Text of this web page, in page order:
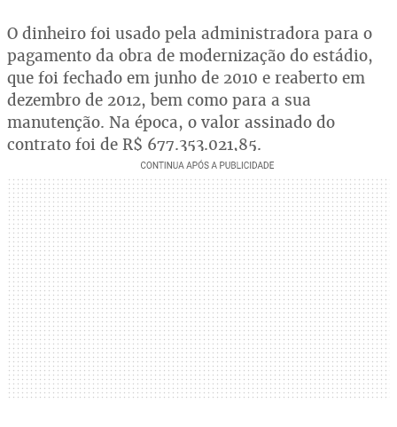
O dinheiro foi usado pela administradora para o
pagamento da obra de modernização do estádio,
que foi fechado em junho de 2010 e reaberto em
dezembro de 2012, bem como para a sua
manutenção. Na época, o valor assinado do
contrato foi de R$ 677.353.021,85.